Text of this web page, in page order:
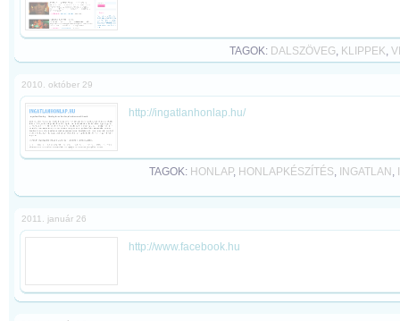
TAGOK: DALSZÖVEG, KLIPPEK,
2010. október 29
http://ingatlanhonlap.hu/
TAGOK: HONLAP, HONLAPKÉSZÍTÉS, INGATLAN ,
2011. január 26
http://www.facebook.hu